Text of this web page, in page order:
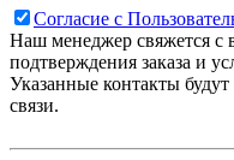
Согласие с
Наш менеджер свяжется с
подтверждения заказа и
Указанные контакты
связи.